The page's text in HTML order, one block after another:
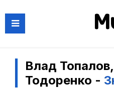
Влад
Тодоренко -